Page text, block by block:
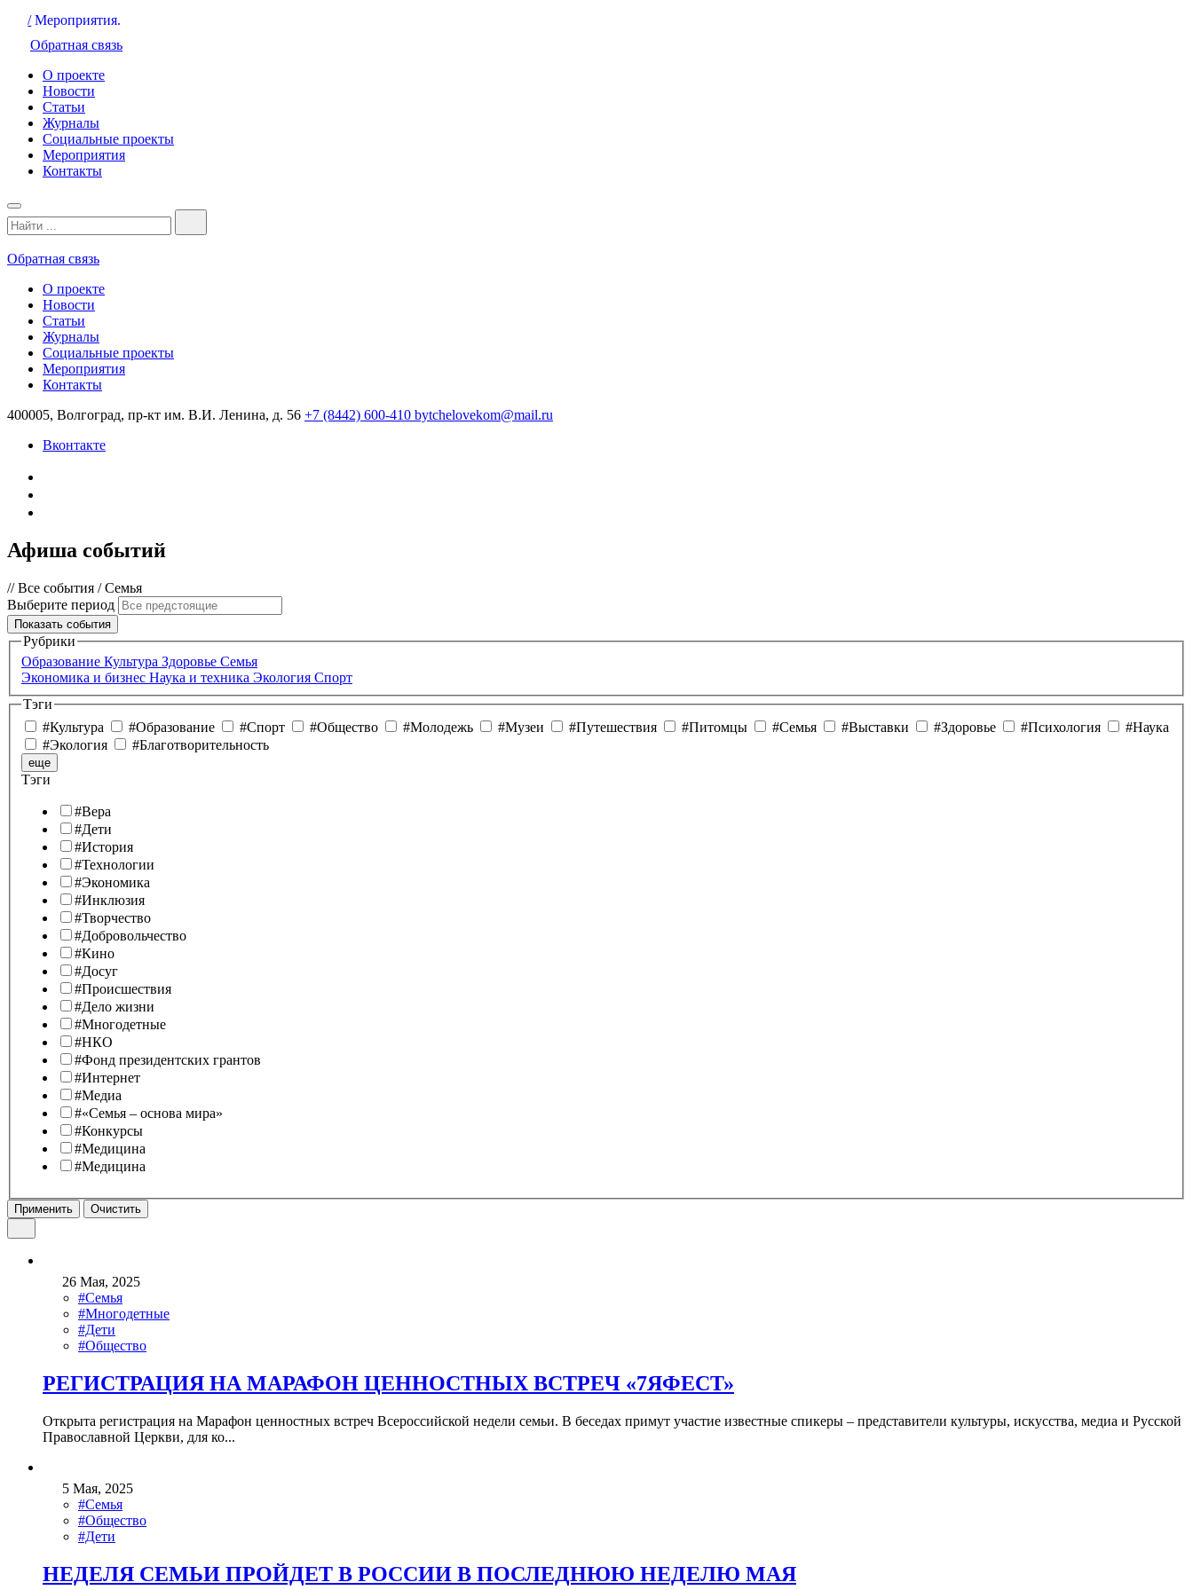
/ Мероприятия.
Обратная связь
О проекте
Новости
Статьи
Журналы
Социальные проекты
Мероприятия
Контакты
Обратная связь
О проекте
Новости
Статьи
Журналы
Социальные проекты
Мероприятия
Контакты
400005, Волгоград, пр-кт им. В.И. Ленина, д. 56 +7 (8442) 600-410 bytchelovekom@mail.ru
Вконтакте
Афиша событий
// Все события / Семья
Выберите период
Показать события
Рубрики
Образование Культура Здоровье Семья
Экономика и бизнес Наука и техника Экология Спорт
Тэги
#Культура
#Образование #Спорт #Общество #Молодежь #Музеи #Путешествия #Питомцы #Семья #Выставки #Здоровье #Психология
#Наука
#Экология
#Благотворительность
еще
Тэги
#Вера
#Дети
#История
#Технологии
#Экономика
#Инклюзия
#Творчество
#Добровольчество
#Кино
#Досуг
#Происшествия
#Дело жизни
#Многодетные
#НКО
#Фонд президентских грантов
#Интернет
#Медиа
#«Семья – основа мира»
#Конкурсы
#Медицина
#Медицина
Применить Очистить
26 Мая, 2025
#Семья
#Многодетные
#Дети
#Общество
РЕГИСТРАЦИЯ НА МАРАФОН ЦЕННОСТНЫХ ВСТРЕЧ «7ЯФЕСТ»
Открыта регистрация на Марафон ценностных встреч Всероссийской недели семьи. В беседах примут участие известные спикеры – представители культуры, искусства, медиа и Русской
Православной Церкви, для ко...
5 Мая, 2025
#Семья
#Общество
#Дети
НЕДЕЛЯ СЕМЬИ ПРОЙДЕТ В РОССИИ В ПОСЛЕДНЮЮ НЕДЕЛЮ МАЯ